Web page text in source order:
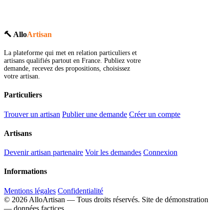
🔨 AlloArtisan
La plateforme qui met en relation particuliers et
artisans qualifiés partout en France. Publiez votre
demande, recevez des propositions, choisissez
votre artisan.
Particuliers
Trouver un artisan Publier une demande Créer un compte
Artisans
Devenir artisan partenaire Voir les demandes Connexion
Informations
Mentions légales Confidentialité
© 2026 AlloArtisan — Tous droits réservés. Site de démonstration
— données factices.